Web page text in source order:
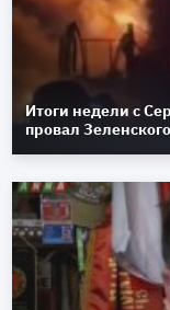
Итоги недели с
провал